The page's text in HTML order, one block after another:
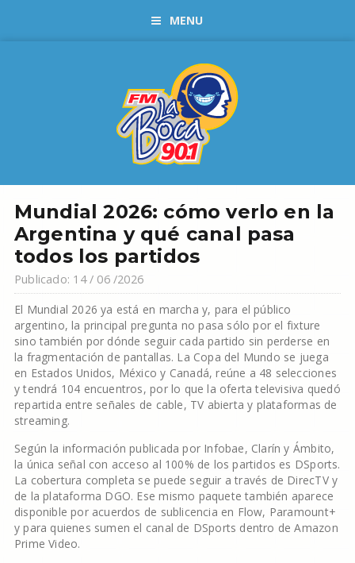
MENU
Mundial 2026: cómo verlo en la
Argentina y qué canal pasa
todos los partidos
Publicado: 14 / 06 /2026
El Mundial 2026 ya está en marcha y, para el público
argentino, la principal pregunta no pasa sólo por el fixture
sino también por dónde seguir cada partido sin perderse en
la fragmentación de pantallas. La Copa del Mundo se juega
en Estados Unidos, México y Canadá, reúne a 48 selecciones
y tendrá 104 encuentros, por lo que la oferta televisiva quedó
repartida entre señales de cable, TV abierta y plataformas de
streaming.
Según la información publicada por Infobae, Clarín y Ámbito,
la única señal con acceso al 100% de los partidos es DSports.
La cobertura completa se puede seguir a través de DirecTV y
de la plataforma DGO. Ese mismo paquete también aparece
disponible por acuerdos de sublicencia en Flow, Paramount+
y para quienes sumen el canal de DSports dentro de Amazon
Prime Video.